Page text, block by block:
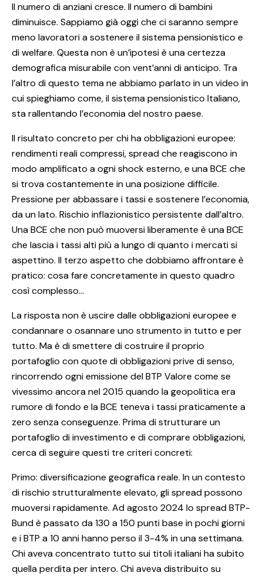
Il numero di anziani cresce. Il numero di bambini
diminuisce. Sappiamo già oggi che ci saranno sempre
meno lavoratori a sostenere il sistema pensionistico e
di welfare. Questa non è un’ipotesi è una certezza
demografica misurabile con vent’anni di anticipo. Tra
l’altro di questo tema ne abbiamo parlato in un video in
cui spieghiamo come, il sistema pensionistico Italiano,
sta rallentando l’economia del nostro paese.
Il risultato concreto per chi ha obbligazioni europee:
rendimenti reali compressi, spread che reagiscono in
modo amplificato a ogni shock esterno, e una BCE che
si trova costantemente in una posizione difficile.
Pressione per abbassare i tassi e sostenere l’economia,
da un lato. Rischio inflazionistico persistente dall’altro.
Una BCE che non può muoversi liberamente è una BCE
che lascia i tassi alti più a lungo di quanto i mercati si
aspettino. Il terzo aspetto che dobbiamo affrontare è
pratico: cosa fare concretamente in questo quadro
così complesso…
La risposta non è uscire dalle obbligazioni europee e
condannare o osannare uno strumento in tutto e per
tutto. Ma è di smettere di costruire il proprio
portafoglio con quote di obbligazioni prive di senso,
rincorrendo ogni emissione del BTP Valore come se
vivessimo ancora nel 2015 quando la geopolitica era
rumore di fondo e la BCE teneva i tassi praticamente a
zero senza conseguenze. Prima di strutturare un
portafoglio di investimento e di comprare obbligazioni,
cerca di seguire questi tre criteri concreti:
Primo: diversificazione geografica reale. In un contesto
di rischio strutturalmente elevato, gli spread possono
muoversi rapidamente. Ad agosto 2024 lo spread BTP-
Bund è passato da 130 a 150 punti base in pochi giorni
e i BTP a 10 anni hanno perso il 3-4% in una settimana.
Chi aveva concentrato tutto sui titoli italiani ha subito
quella perdita per intero. Chi aveva distribuito su